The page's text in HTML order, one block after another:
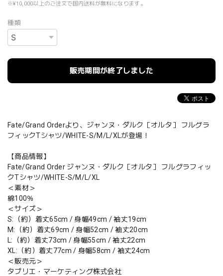
※¥10,000以上のご注文で国内送料が無料になります。
種類
販売期間が終了しました
Fate/Grand Orderより、ジャンヌ・ダルク［オルタ］ フルグラ
フィックTシャツ/WHITE-S/M/L/XLが登場！
【商品情報】
Fate/Grand Order ジャンヌ・ダルク［オルタ］ フルグラフィッ
クTシャツ/WHITE-S/M/L/XL
＜素材＞
綿100％
＜サイズ＞
S:（約）着丈65cm / 身幅49cm / 袖丈19cm
M:（約）着丈69cm / 身幅52cm / 袖丈20cm
L:（約）着丈73cm / 身幅55cm / 袖丈22cm
XL:（約）着丈77cm / 身幅58cm / 袖丈24cm
＜販売元＞
タブリエ・マーケティング株式会社